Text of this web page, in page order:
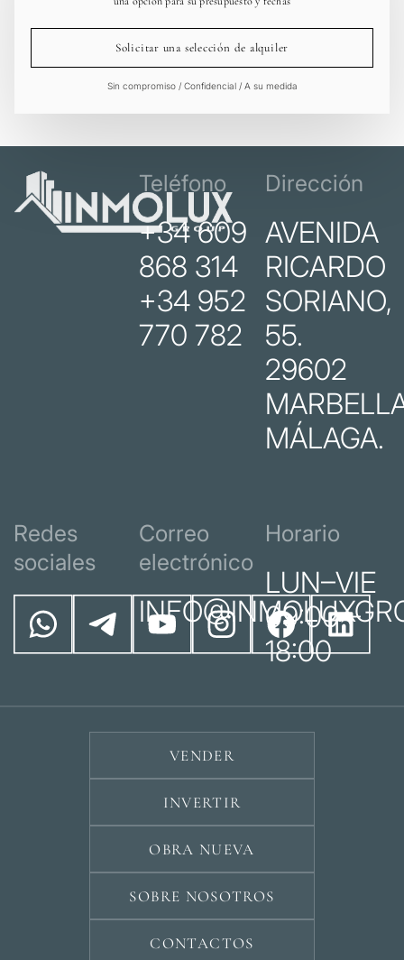
Solicitar una selección de alquiler
Sin compromiso / Confidencial / A su medida
Teléfono
+34 609
868 314
+34 952
770 782
Dirección
AVENIDA
RICARDO
SORIANO,
55.
29602
MÁLAGA.
Redes
sociales
Correo
electrónico
Horario
LUN–VIE
09:00 –
18:00
VENDER
INVERTIR
OBRA NUEVA
SOBRE NOSOTROS
CONTACTOS